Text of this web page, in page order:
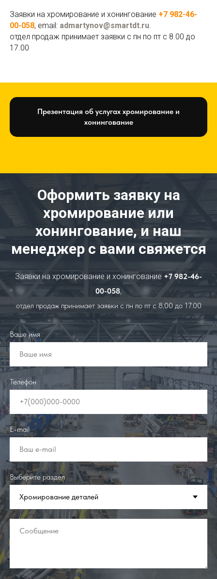
Заявки на хромирование и хонингование +7 982-46-
00-058, email: admartynov@smartdt.ru.
отдел продаж принимает заявки с пн по пт с 8.00 до
17.00
Презентация об услугах хромирование и
хонингование
Оформить заявку на
хромирование или
хонингование, и наш
менеджер с вами свяжется
Заявки на хромирование и хонингование +7 982-46-
00-058
отдел продаж принимает заявки с пн по пт с 8.00 до 17.00
Ваше имя
Ваше имя
Телефон
+7(000)000-0000
E-mail
Ваш e-mail
Выберите раздел
Сообщение